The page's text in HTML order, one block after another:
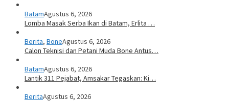
BatamAgustus 6, 2026
Lomba Masak Serba Ikan di Batam, Erlita …
Berita, BoneAgustus 6, 2026
Calon Teknisi dan Petani Muda Bone Antus…
BatamAgustus 6, 2026
Lantik 311 Pejabat, Amsakar Tegaskan: Ki…
BeritaAgustus 6, 2026